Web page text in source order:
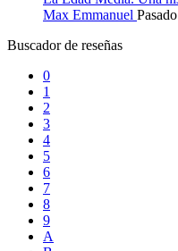
Max Emmanuel
Buscador de reseñas
0
1
2
3
4
5
6
7
8
9
A